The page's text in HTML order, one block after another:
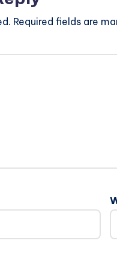
Required fields are